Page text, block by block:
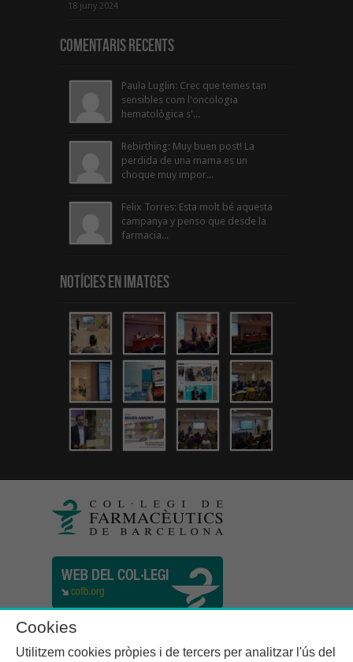
18 juny 2024
Comentaris Recents
Paula Luglin: Crec que temes tan
sensibles com l'oncologia
hematològica s'...
Rebirthing: Muy buen post! La
perdida de una mama es un
choque muy impor...
Felix Torres: Esta molt bé aquesta
campanya y penso que desde la
farmacia...
Notícies en Imatges
Cookies
Utilitzem cookies pròpies i de tercers per analitzar l'ús del